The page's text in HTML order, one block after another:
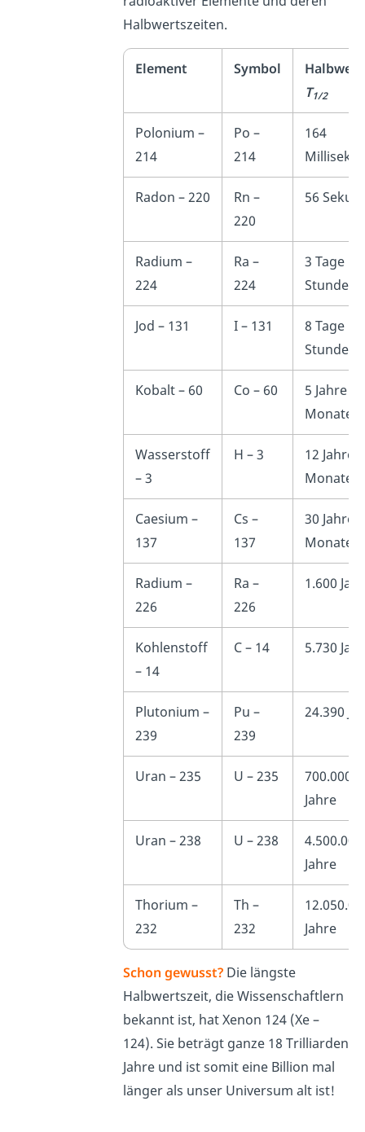
Halbwertszeiten.
Element Symbol
T1/2
Polonium –
214
Po –
214
164
Radon – 220
Rn –
220
56
Radium –
224
Ra –
224
3 Tage 16
Stunden
Jod – 131 I – 131
8 Tage 1
Stunde
Kobalt – 60 Co – 60
5 Jahre 4
Monate
Wasserstoff
– 3
H – 3
12 Jahre 4
Monate
Caesium –
137
Cs –
137
30 Jahre 2
Monate
Radium –
226
Ra –
226
1.600
Kohlenstoff
– 14
C – 14 5.730
Plutonium –
239
Pu –
239
24.390
Uran – 235 U – 235
Jahre
Uran – 238 U – 238
Jahre
Thorium –
232
Th –
232
Jahre
Schon gewusst? Die längste
Halbwertszeit, die Wissenschaftlern
bekannt ist, hat Xenon 124 (Xe –
124). Sie beträgt ganze 18 Trilliarden
Jahre und ist somit eine Billion mal
länger als unser Universum alt ist!